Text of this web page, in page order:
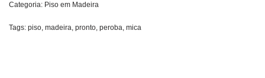
Categoria: Piso em Madeira
Tags: piso, madeira, pronto, peroba, mica